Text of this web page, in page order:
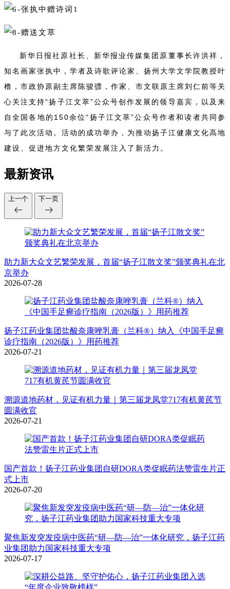
新华日报社原社长、新华报业传媒集团原董事长许洪祥，
知名画家张执中，学者及诗歌评论家、扬州大学文学院教授叶
橹，市政协原副主席陈骏骠，作家、市文联原主席刘仁前等关
心关注支持“扬子江文萃”公众号创作发展的领导嘉宾，以及来
自全国各地的150余位“扬子江文萃”公众号作者和读者共同参
与了此次活动。活动的成功举办，为推动扬子江健康文化高地
建设、促进地方文化繁荣发展注入了新活力。
最新资讯
上一个 下一页
助力新大众文艺繁荣发展，首届“扬子江散文奖”颁奖典礼在北
京举办
2026-07-28
扬子江药业集团盐酸奈康唑乳膏（兰科®）纳入《中国手足癣
诊疗指南（2026版）》用药推荐
2026-07-21
溯源道地药材，见证有机力量｜第三届龙凤堂717有机黄芪节
圆满收官
2026-07-21
国产首款！扬子江药业集团自研DORA类促眠药法赞雷生片正
式上市
2026-07-20
聚焦新发突发疫病中医药“研—防—治”一体化研究，扬子江药
业集团助力国家科技重大专项
2026-07-17